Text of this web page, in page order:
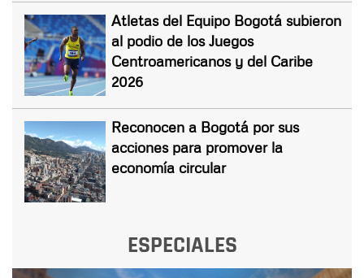
Atletas del Equipo Bogotá subieron
al podio de los Juegos
Centroamericanos y del Caribe
2026
Reconocen a Bogotá por sus
acciones para promover la
economía circular
ESPECIALES